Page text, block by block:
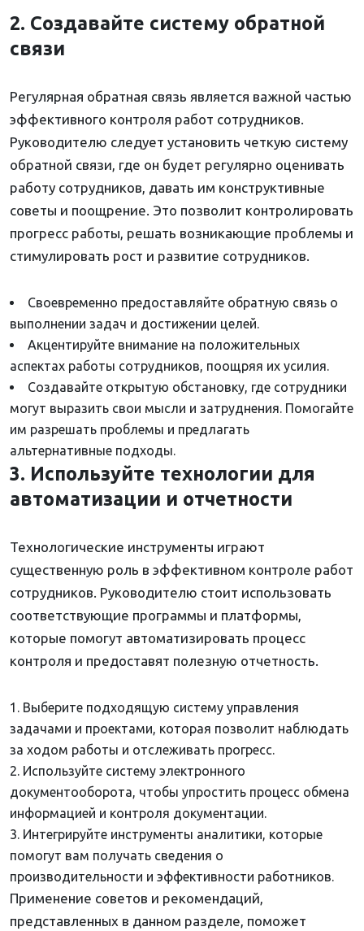
2. Создавайте систему обратной
связи
Регулярная обратная связь является важной частью
эффективного контроля работ сотрудников.
Руководителю следует установить четкую систему
обратной связи, где он будет регулярно оценивать
работу сотрудников, давать им конструктивные
советы и поощрение. Это позволит контролировать
прогресс работы, решать возникающие проблемы и
стимулировать рост и развитие сотрудников.
Своевременно предоставляйте обратную связь о
выполнении задач и достижении целей.
Акцентируйте внимание на положительных
аспектах работы сотрудников, поощряя их усилия.
Создавайте открытую обстановку, где сотрудники
могут выразить свои мысли и затруднения. Помогайте
им разрешать проблемы и предлагать
альтернативные подходы.
3. Используйте технологии для
автоматизации и отчетности
Технологические инструменты играют
существенную роль в эффективном контроле работ
сотрудников. Руководителю стоит использовать
соответствующие программы и платформы,
которые помогут автоматизировать процесс
контроля и предоставят полезную отчетность.
Выберите подходящую систему управления
задачами и проектами, которая позволит наблюдать
за ходом работы и отслеживать прогресс.
Используйте систему электронного
документооборота, чтобы упростить процесс обмена
информацией и контроля документации.
Интегрируйте инструменты аналитики, которые
помогут вам получать сведения о
производительности и эффективности работников.
Применение советов и рекомендаций,
представленных в данном разделе, поможет